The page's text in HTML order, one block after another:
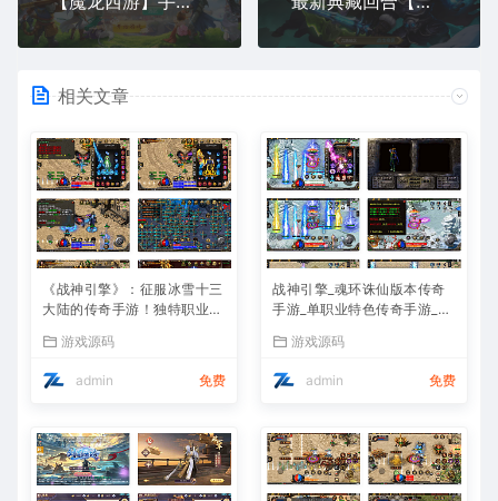
相关文章
《战神引擎》：征服冰雪十三
大陆的传奇手游！独特职业、
攻略游戏源码
admin 免费
战神引擎_魂环诛仙版本传奇
手游_单职业特色传奇手游_Wi
游戏源码
admin 免费